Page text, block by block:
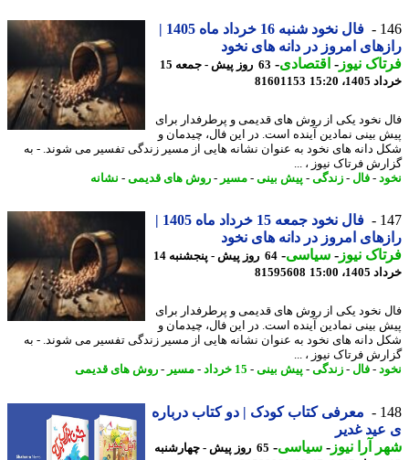
فال نخود شنبه 16 خرداد ماه 1405 |
امروز در دانه های نخود
نیوز-اقتصادی-
63 روز پیش - جمعه 15
15:20
81601153
نخود یکی از روش های قدیمی و پرطرفدار برای
بینی نمادین آینده است. در این فال، چیدمان و
دانه های نخود به عنوان نشانه هایی از مسیر زندگی تفسیر می شوند. - به
فرتاک نیوز ، ...
-فال-زندگی-پیش بینی -مسیر-روش های قدیمی-نشانه
فال نخود جمعه 15 خرداد ماه 1405 |
امروز در دانه های نخود
نیوز-سیاسی-
64 روز پیش - پنجشنبه 14
15:00
81595608
نخود یکی از روش های قدیمی و پرطرفدار برای
بینی نمادین آینده است. در این فال، چیدمان و
دانه های نخود به عنوان نشانه هایی از مسیر زندگی تفسیر می شوند. - به
فرتاک نیوز ، ...
-فال-زندگی-پیش بینی -15 خرداد -مسیر-روش های قدیمی
معرفی کتاب کودک | دو کتاب درباره
غدیر
آرا نیوز-سیاسی-
65 روز پیش - چهارشنبه